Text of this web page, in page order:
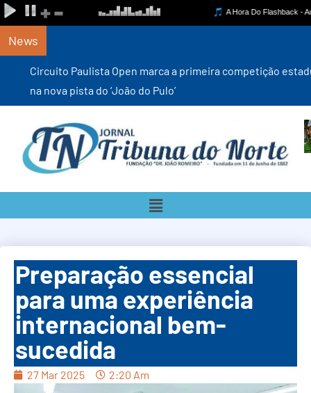
News
Circuito Paulista Open marca a primeira competição estadual
na nova pista do ‘João do Pulo’
Preparação essencial
para uma experiência
internacional bem-
sucedida
27 Mar 2025 2:20 Am